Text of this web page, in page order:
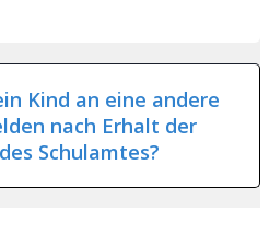
Kind an eine andere
nach Erhalt der
Schulamtes?